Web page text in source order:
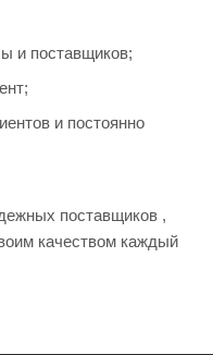
и поставщиков;
и постоянно
поставщиков ,
качеством каждый